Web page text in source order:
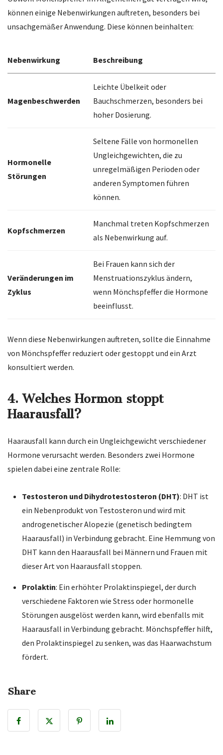
können einige Nebenwirkungen auftreten, besonders bei
unsachgemäßer Anwendung. Diese können beinhalten:
Nebenwirkung Beschreibung
Magenbeschwerden
Leichte Übelkeit oder
Bauchschmerzen, besonders bei
hoher Dosierung.
Hormonelle
Störungen
Seltene Fälle von hormonellen
Ungleichgewichten, die zu
unregelmäßigen Perioden oder
anderen Symptomen führen
können.
Kopfschmerzen
Manchmal treten Kopfschmerzen
als Nebenwirkung auf.
Veränderungen im
Zyklus
Bei Frauen kann sich der
Menstruationszyklus ändern,
wenn Mönchspfeffer die Hormone
beeinflusst.
Wenn diese Nebenwirkungen auftreten, sollte die Einnahme
von Mönchspfeffer reduziert oder gestoppt und ein Arzt
konsultiert werden.
4. Welches Hormon stoppt
Haarausfall?
Haarausfall kann durch ein Ungleichgewicht verschiedener
Hormone verursacht werden. Besonders zwei Hormone
spielen dabei eine zentrale Rolle:
Testosteron und Dihydrotestosteron (DHT): DHT ist
ein Nebenprodukt von Testosteron und wird mit
androgenetischer Alopezie (genetisch bedingtem
Haarausfall) in Verbindung gebracht. Eine Hemmung von
DHT kann den Haarausfall bei Männern und Frauen mit
dieser Art von Haarausfall stoppen.
Prolaktin: Ein erhöhter Prolaktinspiegel, der durch
verschiedene Faktoren wie Stress oder hormonelle
Störungen ausgelöst werden kann, wird ebenfalls mit
Haarausfall in Verbindung gebracht. Mönchspfeffer hilft,
den Prolaktinspiegel zu senken, was das Haarwachstum
fördert.
Share